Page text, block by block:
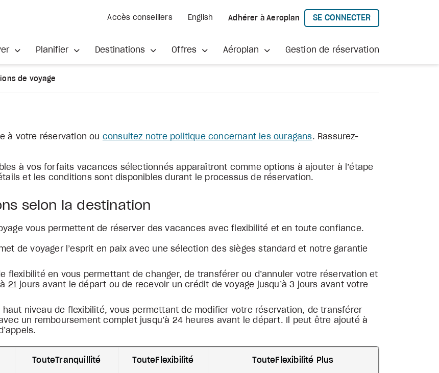
Accès conseillers English Adhérer à Aeroplan
SE CONNECTER
À AEROPLAN
Planifier Destinations Offres Aéroplan Gestion de réservation
de voyage
à votre réservation ou consultez notre politique concernant les ouragans. Rassurez-
à vos forfaits vacances sélectionnés apparaîtront comme options à ajouter à l’étape
et les conditions sont disponibles durant le processus de réservation.
selon la destination
vous permettent de réserver des vacances avec flexibilité et en toute confiance.
de voyager l’esprit en paix avec une sélection des sièges standard et notre garantie
flexibilité en vous permettant de changer, de transférer ou d’annuler votre réservation et
21 jours avant le départ ou de recevoir un crédit de voyage jusqu’à 3 jours avant votre
haut niveau de flexibilité, vous permettant de modifier votre réservation, de transférer
un remboursement complet jusqu’à 24 heures avant le départ. Il peut être ajouté à
TouteTranquillité TouteFlexibilité TouteFlexibilité Plus